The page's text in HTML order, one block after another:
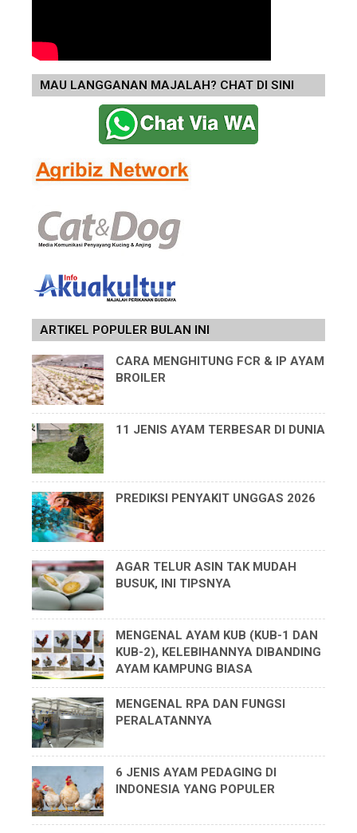
MAU LANGGANAN MAJALAH? CHAT DI SINI
ARTIKEL POPULER BULAN INI
CARA MENGHITUNG FCR & IP AYAM
BROILER
11 JENIS AYAM TERBESAR DI DUNIA
PREDIKSI PENYAKIT UNGGAS 2026
AGAR TELUR ASIN TAK MUDAH
BUSUK, INI TIPSNYA
MENGENAL AYAM KUB (KUB-1 DAN
KUB-2), KELEBIHANNYA DIBANDING
AYAM KAMPUNG BIASA
MENGENAL RPA DAN FUNGSI
PERALATANNYA
6 JENIS AYAM PEDAGING DI
INDONESIA YANG POPULER